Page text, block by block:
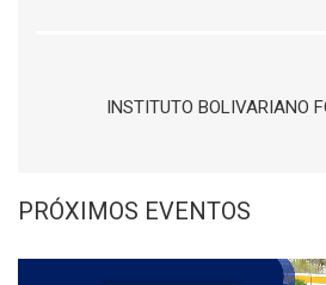
INSTITUTO BOLIVARIANO
PRÓXIMOS EVENTOS